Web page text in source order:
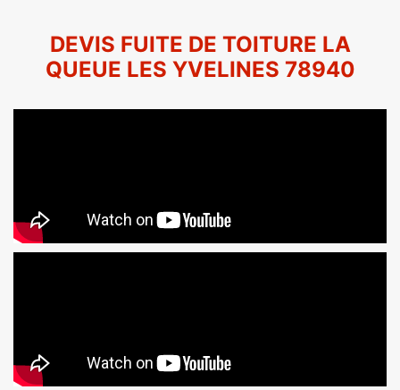
DEVIS FUITE DE TOITURE LA
QUEUE LES YVELINES 78940